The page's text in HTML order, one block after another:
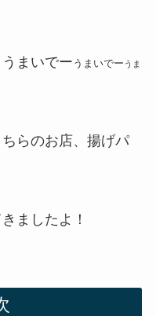
うまいでーうまいでー うま
らのお店、揚げパ
ましたよ！